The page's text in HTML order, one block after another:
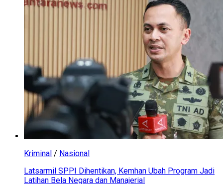
Kriminal / Nasional
Latsarmil SPPI Dihentikan, Kemhan Ubah Program Jadi
Latihan Bela Negara dan Manajerial